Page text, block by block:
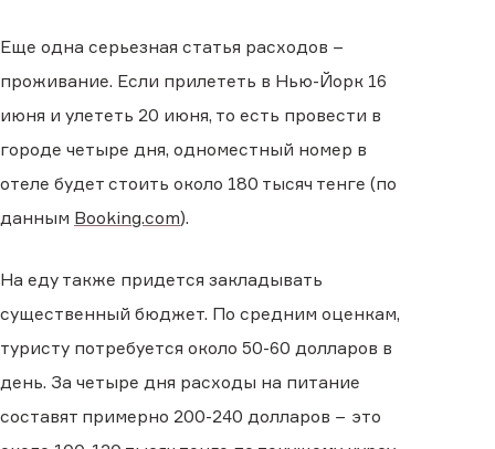
Еще одна серьезная статья расходов −
проживание. Если прилететь в Нью-Йорк 16
июня и улететь 20 июня, то есть провести в
городе четыре дня, одноместный номер в
отеле будет стоить около 180 тысяч тенге (по
данным Booking.com).
На еду также придется закладывать
существенный бюджет. По средним оценкам,
туристу потребуется около 50-60 долларов в
день. За четыре дня расходы на питание
составят примерно 200-240 долларов − это